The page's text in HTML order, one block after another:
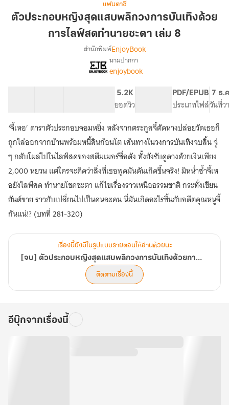
สุด
แสบ
พลิก
วงการ
การ
สด
ทำนาย
ชะตา
เล่ม
8
แฟนตาซี
ตัวประกอบหญิงสุดแสบพลิกวงการบันเทิงด้วย
การไลฟ์สดทำนายชะตา เล่ม 8
เรื่อง [จบ]
ตัวประกอบ
หญิง
สุด
แสบ
พลิก
วงการ
บันเทิง
ด้วย
การ
ไลฟ์
สด
ทำนาย
ชะตา
สำนักพิมพ์EnjoyBook
นามปากกา
enjoybook
5.2K
ยอดวิว
PDF/EPUB
ประเภทไฟล์
7 ธ.
วันที่ว
‘จี้เหอ’ ดาราตัวประกอบจอมหยิ่ง หลังจากตระกูลจี้ตัดหางปล่อยวัดเธอก็
ถูกไล่ออกจากบ้านพร้อมหนี้สินก้อนโต เส้นทางในวงการบันเทิงจบสิ้น จู่
ๆ กลับโผล่ไปในไลฟ์สดของสตีมเมอร์ชื่อดัง ทั้งยังรับดูดวงด้วยเงินเพียง
2,000 หยวน แต่ใครจะคิดว่าสิ่งที่เธอพูดมันดันเกิดขึ้นจริง! มิหน่ำซ้ำจี้เห
อยังไลฟ์สด ทำนายโชคชะตา แก้ไขเรื่องราวเหนือธรรมชาติ กระทั่งเขียน
ยันต์ขาย ราวกับเปลี่ยนไปเป็นคนละคน นี่มันเกิดอะไรขึ้นกับอดีตคุณหนูจี้
กันแน่!? (บทที่ 281-320)
เรื่องนี้ยังมีในรูปแบบรายตอนให้อ่านด้วยนะ
[จบ] ตัวประกอบหญิงสุดแสบพลิกวงการบันเทิงด้วยการไลฟ์สดทำนายชะตา
ติดตามเรื่องนี้
อีบุ๊กจากเรื่องนี้